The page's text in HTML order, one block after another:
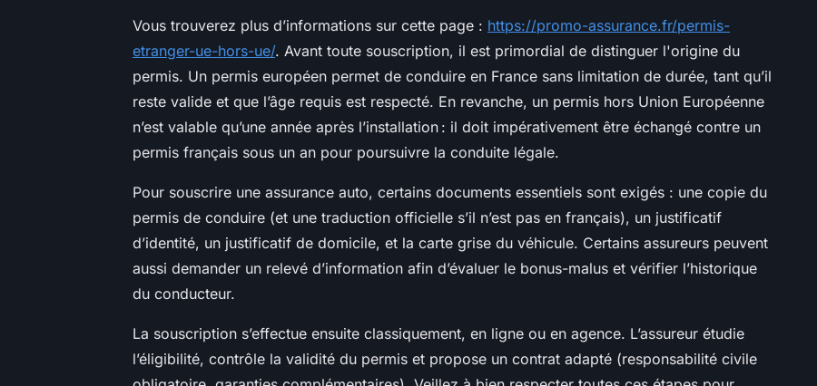
Vous trouverez plus d’informations sur cette page : https://promo-assurance.fr/permis-
etranger-ue-hors-ue/. Avant toute souscription, il est primordial de distinguer l'origine du
permis. Un permis européen permet de conduire en France sans limitation de durée, tant qu’il
reste valide et que l’âge requis est respecté. En revanche, un permis hors Union Européenne
n’est valable qu’une année après l’installation : il doit impérativement être échangé contre un
permis français sous un an pour poursuivre la conduite légale.
Pour souscrire une assurance auto, certains documents essentiels sont exigés : une copie du
permis de conduire (et une traduction officielle s’il n’est pas en français), un justificatif
d’identité, un justificatif de domicile, et la carte grise du véhicule. Certains assureurs peuvent
aussi demander un relevé d’information afin d’évaluer le bonus-malus et vérifier l’historique
du conducteur.
La souscription s’effectue ensuite classiquement, en ligne ou en agence. L’assureur étudie
l’éligibilité, contrôle la validité du permis et propose un contrat adapté (responsabilité civile